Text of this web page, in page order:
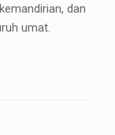
dan
umat.